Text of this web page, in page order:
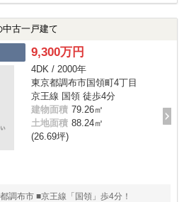
古一戸建て
9,300万円
4DK / 2000年
東京都調布市国領町4丁目
京王線 国領 徒歩4分
建物面積 79.26㎡
土地面積 88.24㎡
(26.69坪)
調布市 ■京王線「国領」歩4分！